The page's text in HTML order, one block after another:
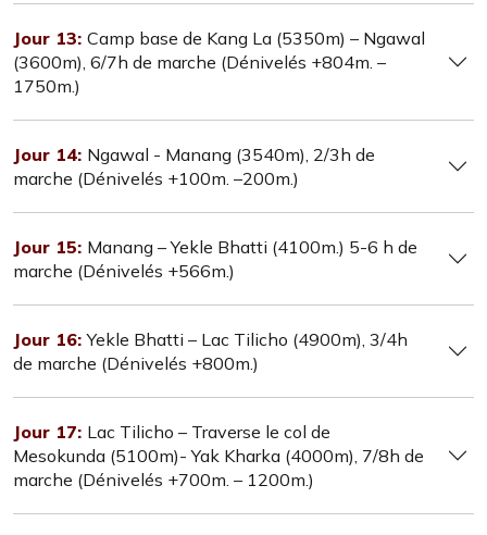
Jour 13: Camp base de Kang La (5350m) – Ngawal
(3600m), 6/7h de marche (Dénivelés +804m. –
1750m.)
Jour 14: Ngawal - Manang (3540m), 2/3h de
marche (Dénivelés +100m. –200m.)
Jour 15: Manang – Yekle Bhatti (4100m.) 5-6 h de
marche (Dénivelés +566m.)
Jour 16:Yekle Bhatti – Lac Tilicho (4900m), 3/4h
de marche (Dénivelés +800m.)
Jour 17: Lac Tilicho – Traverse le col de
Mesokunda (5100m)- Yak Kharka (4000m), 7/8h de
marche (Dénivelés +700m. – 1200m.)